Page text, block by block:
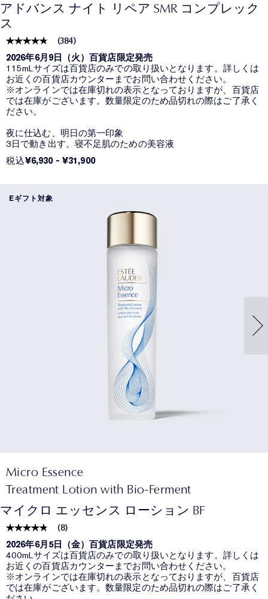
アドバンス ナイト リペア SMR コンプレック
ス
(384)
2026年6月9日（火）百貨店限定発売
115mLサイズは百貨店のみでの取り扱いとなります。詳しくは
お近くの百貨店カウンターまでお問い合わせください。
※オンラインでは在庫切れの表示となっておりますが、百貨店
では在庫がございます。数量限定のため品切れの際はご了承く
ださい。
夜に仕込む、明日の第一印象
3日で動き出す。寝不足肌のための美容液
税込¥6,930- ¥31,900
Eギフト対象
Micro Essence
Treatment Lotion with Bio-Ferment
マイクロ エッセンス ローション BF
(8)
2026年6月5日（金）百貨店限定発売
400mLサイズは百貨店のみでの取り扱いとなります。詳しくは
お近くの百貨店カウンターまでお問い合わせください。
※オンラインでは在庫切れの表示となっておりますが、百貨店
では在庫がございます。数量限定のため品切れの際はご了承く